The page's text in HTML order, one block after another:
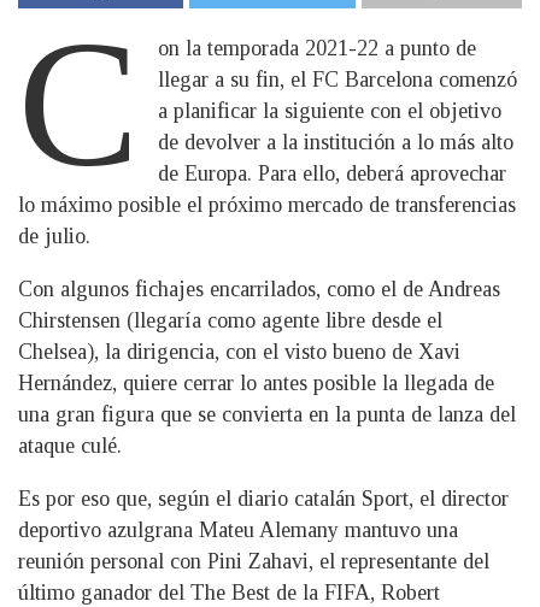
C
on la temporada 2021-22 a punto de
llegar a su fin, el FC Barcelona comenzó
a planificar la siguiente con el objetivo
de devolver a la institución a lo más alto
de Europa. Para ello, deberá aprovechar
lo máximo posible el próximo mercado de transferencias
de julio.
Con algunos fichajes encarrilados, como el de Andreas
Chirstensen (llegaría como agente libre desde el
Chelsea), la dirigencia, con el visto bueno de Xavi
Hernández, quiere cerrar lo antes posible la llegada de
una gran figura que se convierta en la punta de lanza del
ataque culé.
Es por eso que, según el diario catalán Sport, el director
deportivo azulgrana Mateu Alemany mantuvo una
reunión personal con Pini Zahavi, el representante del
último ganador del The Best de la FIFA, Robert